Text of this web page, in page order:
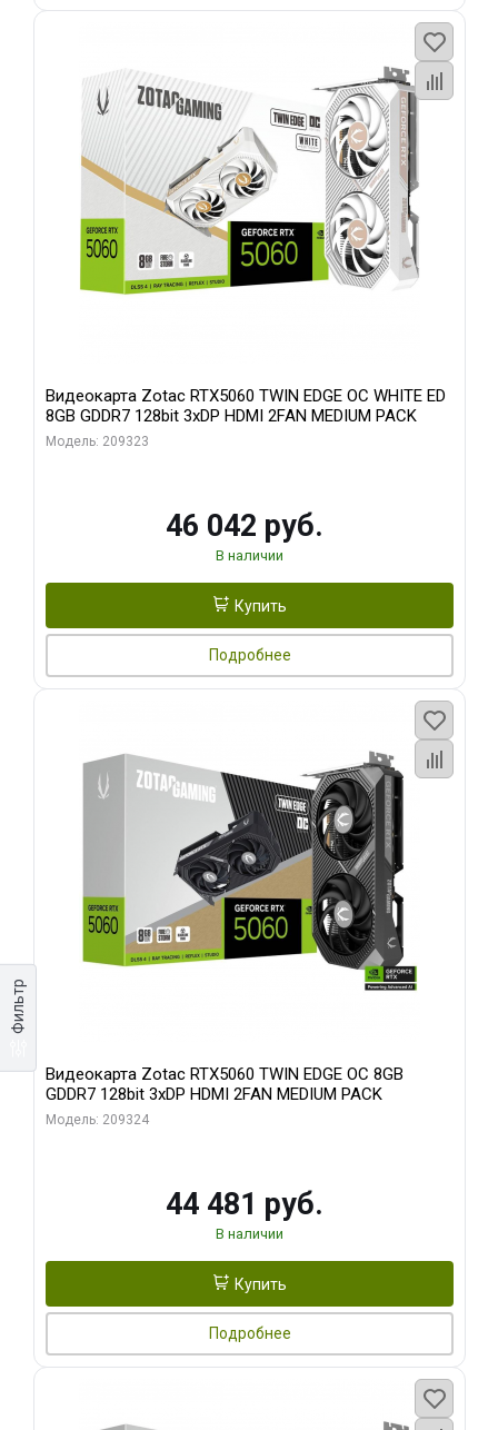
Фильтр
Видеокарта Zotac RTX5060 TWIN EDGE OC WHITE ED
8GB GDDR7 128bit 3xDP HDMI 2FAN MEDIUM PACK
Модель: 209323
46 042 руб.
В наличии
Купить
Подробнее
Видеокарта Zotac RTX5060 TWIN EDGE OC 8GB
GDDR7 128bit 3xDP HDMI 2FAN MEDIUM PACK
Модель: 209324
44 481 руб.
В наличии
Купить
Подробнее